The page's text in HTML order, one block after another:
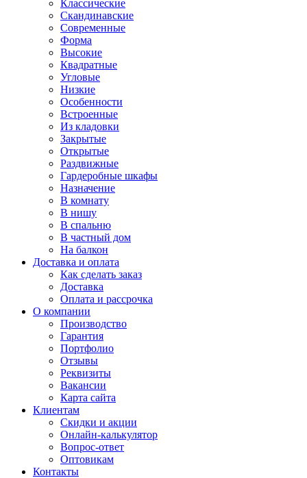
Классические
Скандинавские
Современные
Форма
Высокие
Квадратные
Угловые
Низкие
Особенности
Встроенные
Из кладовки
Закрытые
Открытые
Раздвижные
Гардеробные шкафы
Назначение
В комнату
В нишу
В спальню
В частный дом
На балкон
Доставка и оплата
Как сделать заказ
Доставка
Оплата и рассрочка
О компании
Производство
Гарантия
Портфолио
Отзывы
Реквизиты
Вакансии
Карта сайта
Клиентам
Скидки и акции
Онлайн-калькулятор
Вопрос-ответ
Оптовикам
Контакты